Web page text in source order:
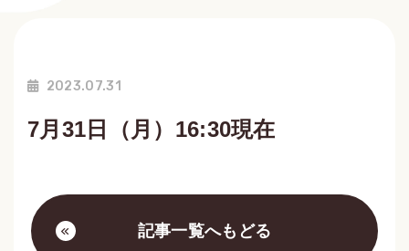
2023.07.31
7月31日（月）16:30現在
記事一覧へもどる